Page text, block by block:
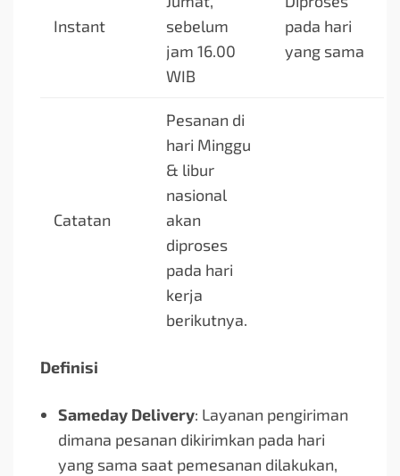
Instant
sebelum
jam 16.00
WIB
pada hari
yang sama
Catatan
Pesanan di
hari Minggu
& libur
nasional
akan
diproses
pada hari
kerja
berikutnya.
Definisi
Sameday Delivery: Layanan pengiriman
dimana pesanan dikirimkan pada hari
yang sama saat pemesanan dilakukan,